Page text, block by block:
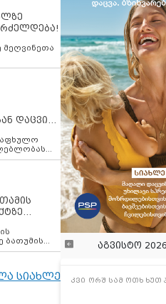
მეღვინეთა
დაცვის
ბათუმის
სიახლე
აგვისტო 2026
კვი ორშ სამ ოთხ ხუთ